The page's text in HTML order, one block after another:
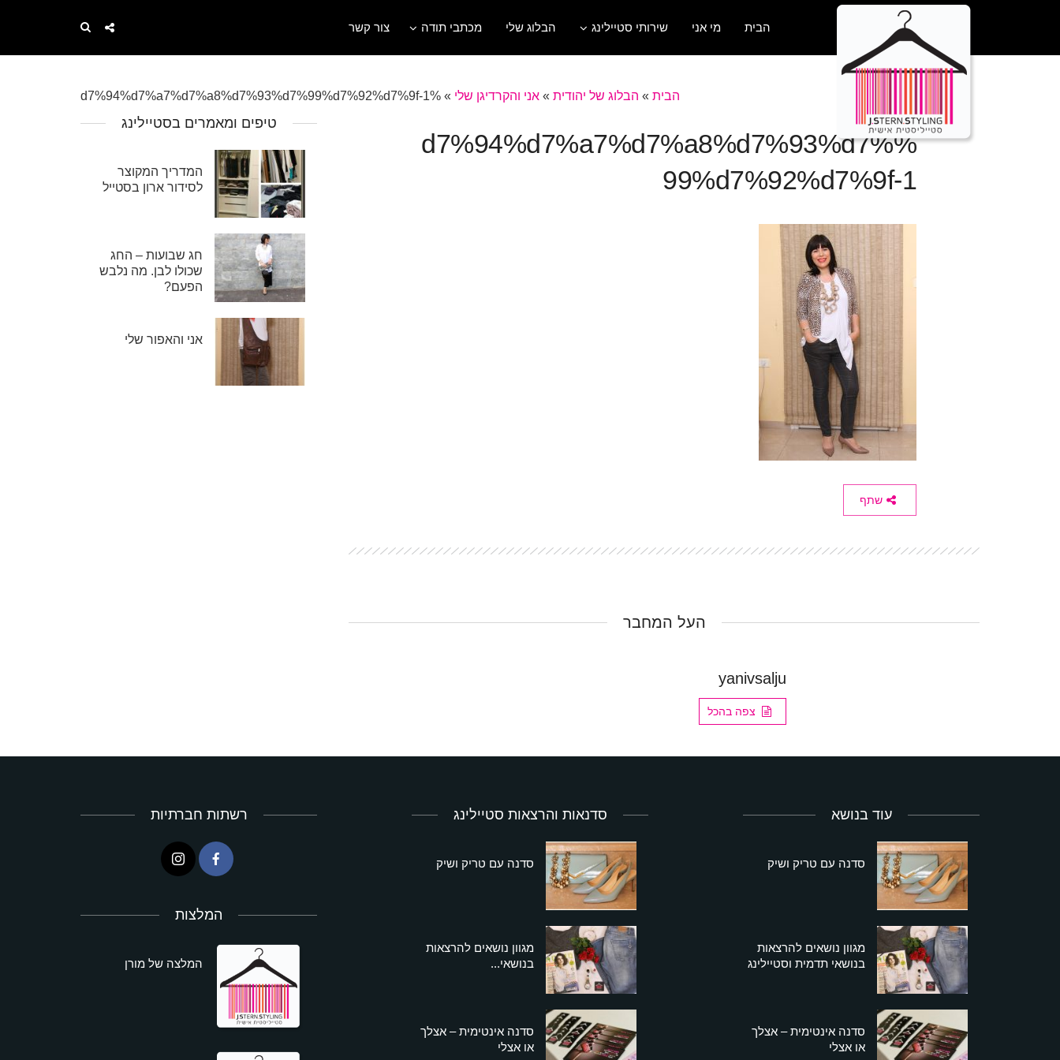
הבית מי אני שירותי סטיילינג הבלוג שלי מכתבי תודה צור קשר
הבית » הבלוג של יהודית » אני והקרדיגן שלי »
%d7%94%d7%a7%d7%a8%d7%93%d7%99%d7%92%d7%9f-1
טיפים ומאמרים בסטיילינג
המדריך המקוצר
לסידור ארון בסטייל
חג שבועות – החג
שכולו לבן. מה נלבש
הפעם?
אני והאפור שלי
%d7%94%d7%a7%d7%a8%d7%93%d7%
99%d7%92%d7%9f-1
שתף
העל המחבר
yanivsalju
צפה בהכל
עוד בנושא
סדנה עם טריק ושיק
מגוון נושאים להרצאות
בנושאי תדמית וסטיילינג
סדנה אינטימית – אצלך
או אצלי
סדנאות והרצאות סטיילינג
סדנה עם טריק ושיק
מגוון נושאים להרצאות
בנושאי...
סדנה אינטימית – אצלך
או אצלי
רשתות חברתיות
המלצות
המלצה של מורן